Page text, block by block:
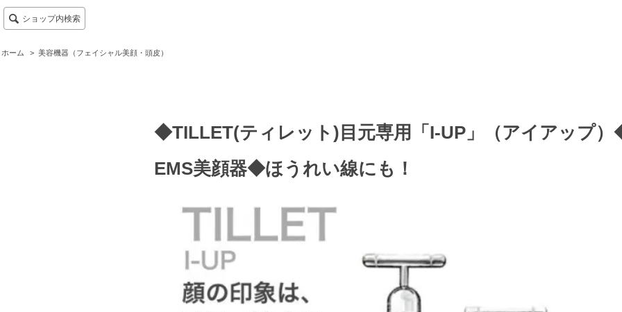
ショップ内検索
ホーム > 美容機器（フェイシャル美顔・頭皮）
◆TILLET(ティレット)目元専用「I-UP」（アイアップ
EMS美顔器◆ほうれい線にも！